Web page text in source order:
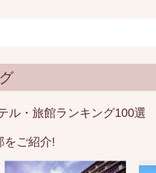
ル・旅館ランキング100選
をご紹介!